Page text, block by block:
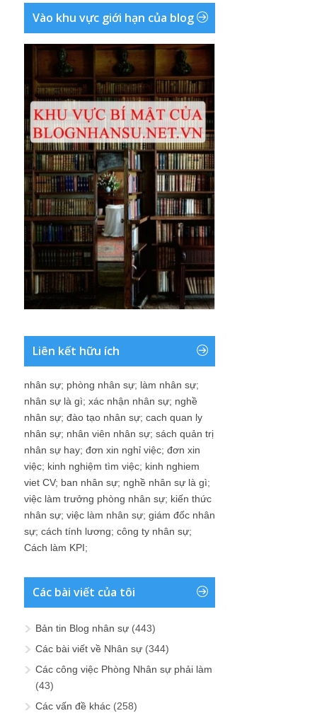
Vào khu vực giới hạn của blog
Liên kết hữu ích
nhân sự; phòng nhân sự; làm nhân sự;
nhân sự là gì; xác nhận nhân sự; nghề
nhân sự; đào tạo nhân sự; cach quan ly
nhân sự; nhân viên nhân sự; sách quản trị
nhân sự hay; đơn xin nghỉ việc; đơn xin
việc; kinh nghiệm tìm việc; kinh nghiem
viet CV; ban nhân sự; nghề nhân sự là gì;
việc làm trưởng phòng nhân sự; kiến thức
nhân sự; việc làm nhân sự; giám đốc nhân
sự; cách tính lương; công ty nhân sự;
Cách làm KPI;
Các bài viết của tôi
Bản tin Blog nhân sự (443)
Các bài viết về Nhân sự (344)
Các công việc Phòng Nhân sự phải làm
(43)
Các vấn đề khác (258)